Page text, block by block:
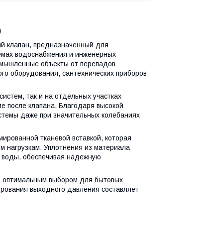
клапан, предназначенный для
водоснабжения и инженерных
объекты от перепадов
оборудования, сантехнических приборов
так и на отдельных участках
после клапана. Благодаря высокой
даже при значительных колебаниях
тканевой вставкой, которая
нагрузкам. Уплотнения из материала
воды, обеспечивая надежную
оптимальным выбором для бытовых
выходного давления составляет